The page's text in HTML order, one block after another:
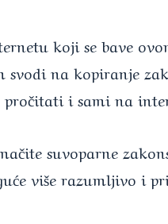
koji se bave
svodi na kopiranje
i sami na
suvoparne
više razumljivo i